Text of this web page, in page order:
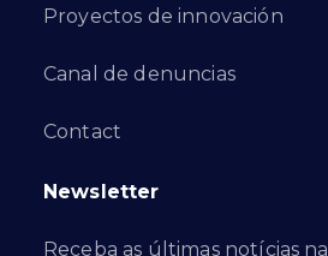
Proyectos de innovación
Canal de denuncias
Contact
Newsletter
Receba as últimas notícias